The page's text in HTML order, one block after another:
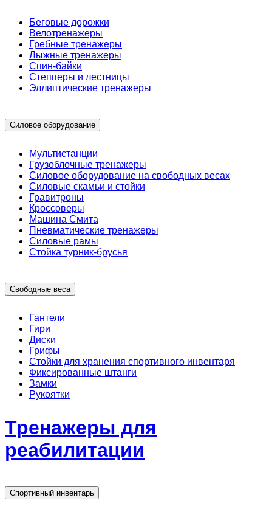
Беговые дорожки
Велотренажеры
Гребные тренажеры
Лыжные тренажеры
Спин-байки
Степперы и лестницы
Эллиптические тренажеры
Силовое оборудование
Мультистанции
Грузоблочные тренажеры
Силовое оборудование на свободных весах
Силовые скамьи и стойки
Гравитроны
Кроссоверы
Машина Смита
Пневматические тренажеры
Силовые рамы
Стойка турник-брусья
Свободные веса
Гантели
Гири
Диски
Грифы
Стойки для хранения спортивного инвентаря
Фиксированные штанги
Замки
Рукоятки
Тренажеры для
реабилитации
Спортивный инвентарь